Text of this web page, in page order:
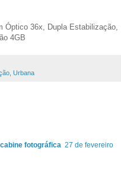
Óptico 36x, Dupla Estabilização,
4GB
Urbana
fotográfica 27 de fevereiro